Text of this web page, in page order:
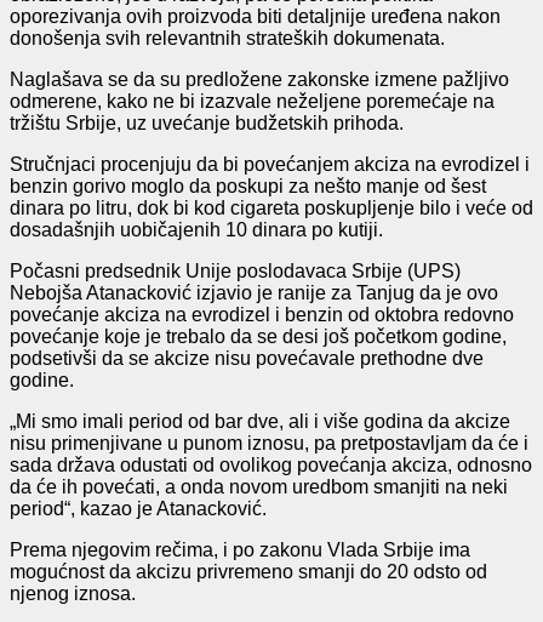
oporezivanja ovih proizvoda biti detaljnije uređena nakon
donošenja svih relevantnih strateških dokumenata.
Naglašava se da su predložene zakonske izmene pažljivo
odmerene, kako ne bi izazvale neželjene poremećaje na
tržištu Srbije, uz uvećanje budžetskih prihoda.
Stručnjaci procenjuju da bi povećanjem akciza na evrodizel i
benzin gorivo moglo da poskupi za nešto manje od šest
dinara po litru, dok bi kod cigareta poskupljenje bilo i veće od
dosadašnjih uobičajenih 10 dinara po kutiji.
Počasni predsednik Unije poslodavaca Srbije (UPS)
Nebojša Atanacković izjavio je ranije za Tanjug da je ovo
povećanje akciza na evrodizel i benzin od oktobra redovno
povećanje koje je trebalo da se desi još početkom godine,
podsetivši da se akcize nisu povećavale prethodne dve
godine.
„Mi smo imali period od bar dve, ali i više godina da akcize
nisu primenjivane u punom iznosu, pa pretpostavljam da će i
sada država odustati od ovolikog povećanja akciza, odnosno
da će ih povećati, a onda novom uredbom smanjiti na neki
period“, kazao je Atanacković.
Prema njegovim rečima, i po zakonu Vlada Srbije ima
mogućnost da akcizu privremeno smanji do 20 odsto od
njenog iznosa.